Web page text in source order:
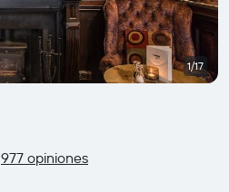
977 opiniones
1/17